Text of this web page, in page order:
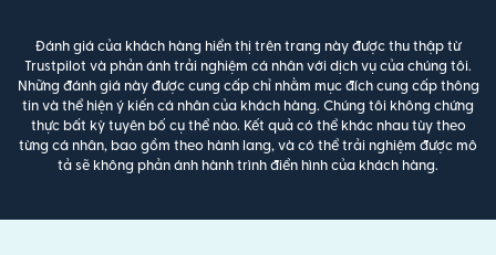
Đánh giá của khách hàng hiển thị trên trang này được thu thập từ
Trustpilot và phản ánh trải nghiệm cá nhân với dịch vụ của chúng tôi.
Những đánh giá này được cung cấp chỉ nhằm mục đích cung cấp thông
tin và thể hiện ý kiến cá nhân của khách hàng. Chúng tôi không chứng
thực bất kỳ tuyên bố cụ thể nào. Kết quả có thể khác nhau tùy theo
từng cá nhân, bao gồm theo hành lang, và có thể trải nghiệm được mô
tả sẽ không phản ánh hành trình điển hình của khách hàng.